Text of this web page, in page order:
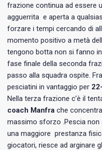
frazione continua ad essere
agguerrita e aperta a
forzare i tempi cercando di
momento positivo a metà
tengono botta non si fanno
fase finale della seconda
passo alla squadra ospite.
pesciatini in vantaggio per
Nella terza frazione c’è il
coach Manfra che
massimo sforzo .Pescia
una maggiore prestanza
giocatori, riesce ad arginare